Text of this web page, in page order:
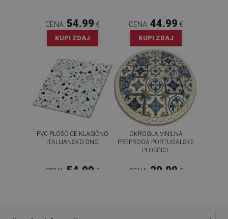
CENA: 54.99 €
KUPI ZDAJ
CENA: 44.99 €
KUPI ZDAJ
PVC PLOŠČICE KLASIČNO
ITALIJANSKO DNO
CENA: 54.99 €
OKROGLA VINILNA
PREPROGA PORTUGALSKE
PLOŠČICE
CENA: 29.99 €